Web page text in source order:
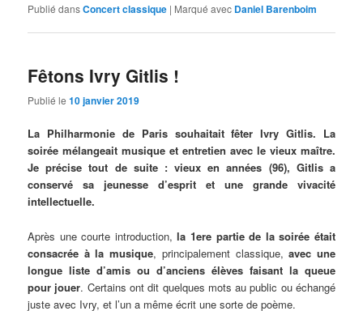
Publié dansConcert classique | Marqué avec Daniel Barenboim
Fêtons Ivry Gitlis !
Publié le10 janvier 2019
La Philharmonie de Paris souhaitait fêter Ivry Gitlis. La
soirée mélangeait musique et entretien avec le vieux maître.
Je précise tout de suite : vieux en années (96), Gitlis a
conservé sa jeunesse d’esprit et une grande vivacité
intellectuelle.
Après une courte introduction,la 1ere partie de la soirée était
consacrée à la musique, principalement classique,avec une
longue liste d’amis ou d’anciens élèves faisant la queue
pour jouer. Certains ont dit quelques mots au public ou échangé
juste avec Ivry, et l’un a même écrit une sorte de poème.